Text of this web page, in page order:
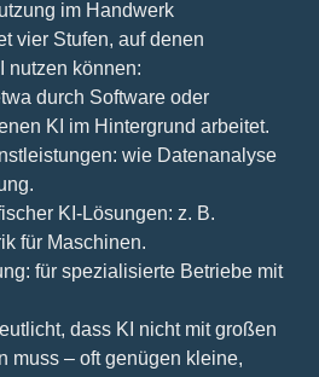
im Handwerk
vier Stufen, auf denen
nutzen können:
durch Software oder
KI im Hintergrund arbeitet.
wie Datenanalyse
KI-Lösungen: z. B.
für Maschinen.
für spezialisierte Betriebe mit
dass KI nicht mit großen
muss – oft genügen kleine,